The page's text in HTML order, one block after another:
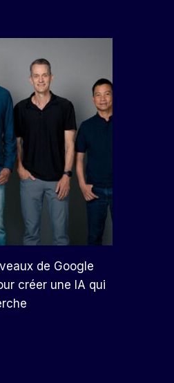
de Google
créer une IA qui